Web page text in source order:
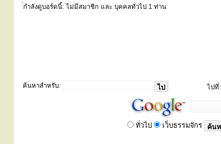
่กำลังดูบอร์ดนี้: ไม่มีสมาชิก และ บุคคลทั่วไป 1 ท่าน
ค้นหาสำหรับ: ไปที่:
ทั่วไป เว็บธรรมจักร